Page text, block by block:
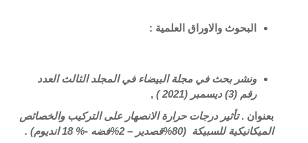
البحوث والاوراق العلمية :
ونشر بحث في مجلة البيضاء في المجلد الثالث العدد
رقم (3) ديسمبر (2021 )
,
بعنوان .تأثير درجات حرارة الانصهار على التركيب والخصائص
الميكانيكية للسبيكة (80%قصدير – 2%فضه -% 18 انديوم) .